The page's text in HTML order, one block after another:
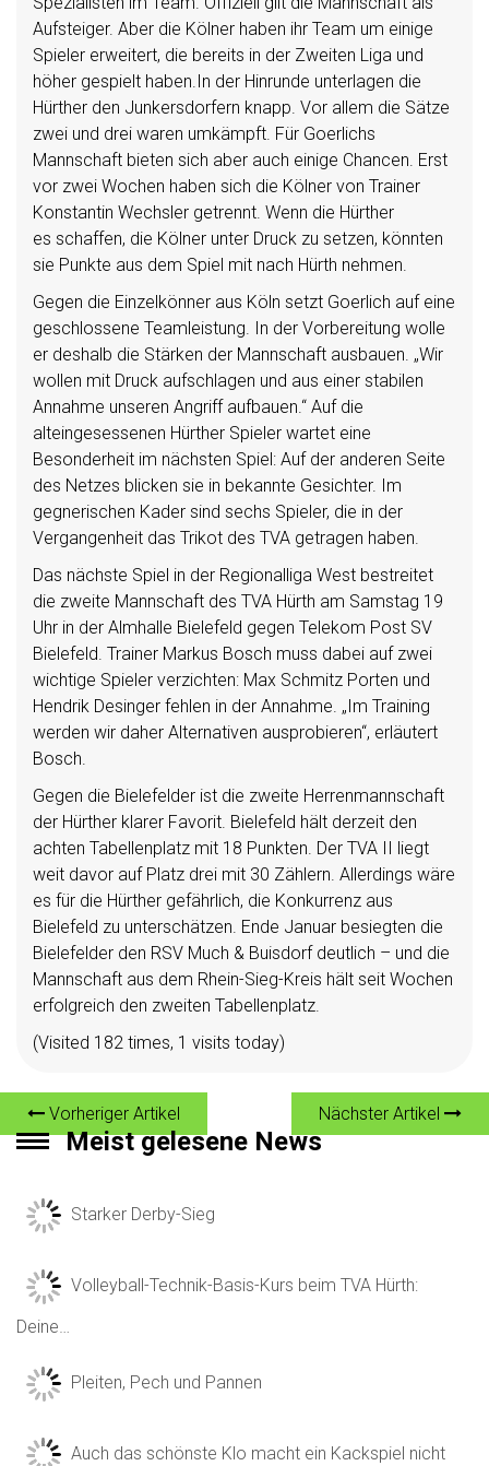
Aufsteiger. Aber die Kölner haben ihr Team um einige
Spieler erweitert, die bereits in der Zweiten Liga und
höher gespielt haben.In der Hinrunde unterlagen die
Hürther den Junkersdorfern knapp. Vor allem die Sätze
zwei und drei waren umkämpft. Für Goerlichs
Mannschaft bieten sich aber auch einige Chancen. Erst
vor zwei Wochen haben sich die Kölner von Trainer
Konstantin Wechsler getrennt. Wenn die Hürther
es schaffen, die Kölner unter Druck zu setzen, könnten
sie Punkte aus dem Spiel mit nach Hürth nehmen.
Gegen die Einzelkönner aus Köln setzt Goerlich auf eine
geschlossene Teamleistung. In der Vorbereitung wolle
er deshalb die Stärken der Mannschaft ausbauen. „Wir
wollen mit Druck aufschlagen und aus einer stabilen
Annahme unseren Angriff aufbauen.“ Auf die
alteingesessenen Hürther Spieler wartet eine
Besonderheit im nächsten Spiel: Auf der anderen Seite
des Netzes blicken sie in bekannte Gesichter. Im
gegnerischen Kader sind sechs Spieler, die in der
Vergangenheit das Trikot des TVA getragen haben.
Das nächste Spiel in der Regionalliga West bestreitet
die zweite Mannschaft des TVA Hürth am Samstag 19
Uhr in der Almhalle Bielefeld gegen Telekom Post SV
Bielefeld. Trainer Markus Bosch muss dabei auf zwei
wichtige Spieler verzichten: Max Schmitz Porten und
Hendrik Desinger fehlen in der Annahme. „Im Training
werden wir daher Alternativen ausprobieren“, erläutert
Bosch.
Gegen die Bielefelder ist die zweite Herrenmannschaft
der Hürther klarer Favorit. Bielefeld hält derzeit den
achten Tabellenplatz mit 18 Punkten. Der TVA II liegt
weit davor auf Platz drei mit 30 Zählern. Allerdings wäre
es für die Hürther gefährlich, die Konkurrenz aus
Bielefeld zu unterschätzen. Ende Januar besiegten die
Bielefelder den RSV Much & Buisdorf deutlich – und die
Mannschaft aus dem Rhein-Sieg-Kreis hält seit Wochen
erfolgreich den zweiten Tabellenplatz.
(Visited 182 times, 1 visits today)
Vorheriger Artikel Nächster Artikel
Meist gelesene News
Starker Derby-Sieg
Volleyball-Technik-Basis-Kurs beim TVA Hürth:
Deine…
Pleiten, Pech und Pannen
Auch das schönste Klo macht ein Kackspiel nicht